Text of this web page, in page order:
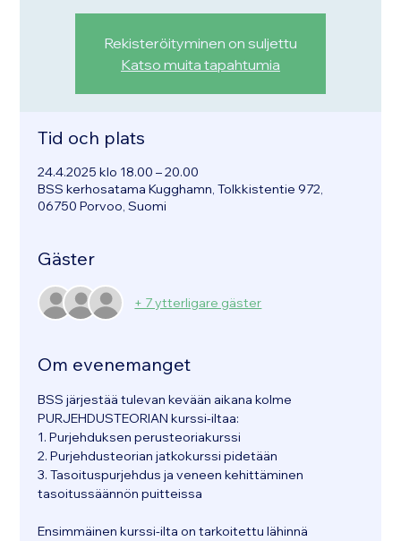
Rekisteröityminen on suljettu
Katso muita tapahtumia
Tid och plats
24.4.2025 klo 18.00 – 20.00
BSS kerhosatama Kugghamn, Tolkkistentie 972,
06750 Porvoo, Suomi
Gäster
+ 7 ytterligare gäster
Om evenemanget
BSS järjestää tulevan kevään aikana kolme
PURJEHDUSTEORIAN kurssi-iltaa:
1. Purjehduksen perusteoriakurssi
2. Purjehdusteorian jatkokurssi pidetään
3. Tasoituspurjehdus ja veneen kehittäminen
tasoitussäännön puitteissa
Ensimmäinen kurssi-ilta on tarkoitettu lähinnä